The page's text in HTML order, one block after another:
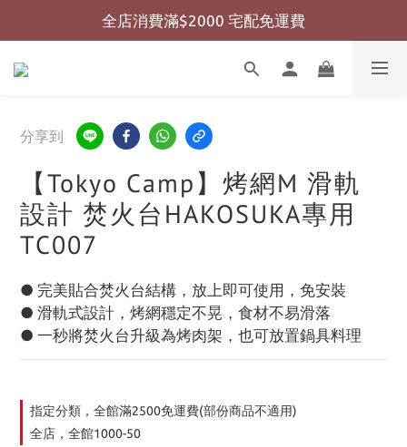
全店消費滿$999 超商免運費
全店消費滿$2000 宅配免運費
全店消費滿$999 超商免運費
分享到
【Tokyo Camp】烤網M 滑軌
設計 焚火台HAKOSUKA專用
TC007
● 完美貼合焚火台結構，放上即可使用，免安裝
● 滑軌式設計，烤網穩定不晃，食材不易滑落
● 一秒將焚火台升級為烤肉架，也可放置鍋具料理
指定分類，全館滿2500免運費(部份商品不適用)
全店，全館1000-50